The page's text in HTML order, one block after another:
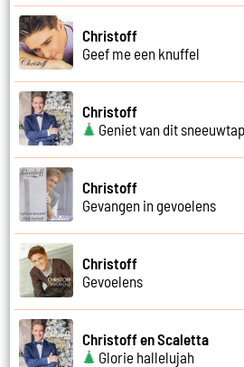
Christoff
Geef me een knuffel
Christoff
Geniet van dit
Christoff
Gevangen in gevoelens
Christoff
Gevoelens
Christoff en Scaletta
Glorie hallelujah